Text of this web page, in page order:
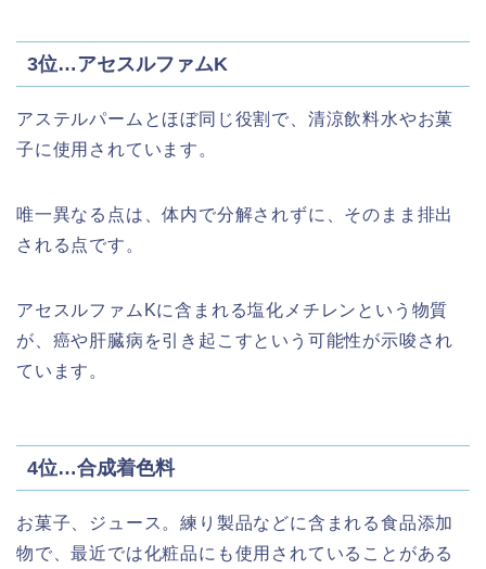
3位…アセスルファムK
アステルパームとほぼ同じ役割で、清涼飲料水やお菓
子に使用されています。
唯一異なる点は、体内で分解されずに、そのまま排出
される点です。
アセスルファムKに含まれる塩化メチレンという物質
が、癌や肝臓病を引き起こすという可能性が示唆され
ています。
4位…合成着色料
お菓子、ジュース。練り製品などに含まれる食品添加
物で、最近では化粧品にも使用されていることがある